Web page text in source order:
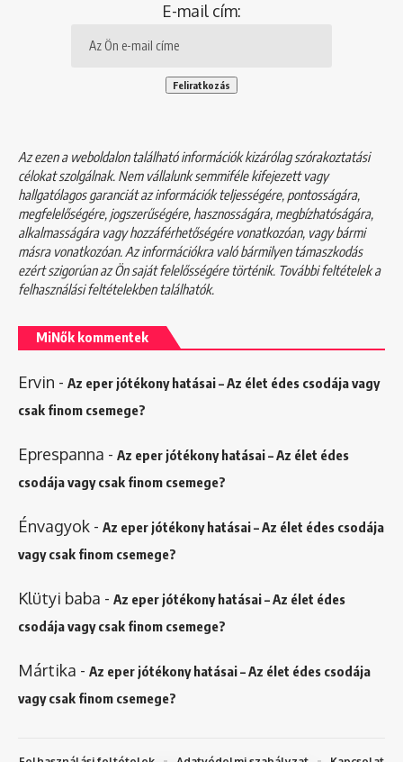
E-mail cím:
Az ezen a weboldalon található információk kizárólag szórakoztatási
célokat szolgálnak. Nem vállalunk semmiféle kifejezett vagy
hallgatólagos garanciát az információk teljességére, pontosságára,
megfelelőségére, jogszerűségére, hasznosságára, megbízhatóságára,
alkalmasságára vagy hozzáférhetőségére vonatkozóan, vagy bármi
másra vonatkozóan. Az információkra való bármilyen támaszkodás
ezért szigorúan az Ön saját felelősségére történik. További feltételek a
felhasználási feltételekbentalálhatók.
MiNők kommentek
Ervin - Az eper jótékony hatásai – Az élet édes csodája vagy
csak finom csemege?
Eprespanna - Az eper jótékony hatásai – Az élet édes
csodája vagy csak finom csemege?
Énvagyok - Az eper jótékony hatásai – Az élet édes csodája
vagy csak finom csemege?
Klütyi baba - Az eper jótékony hatásai – Az élet édes
csodája vagy csak finom csemege?
Mártika - Az eper jótékony hatásai – Az élet édes csodája
vagy csak finom csemege?